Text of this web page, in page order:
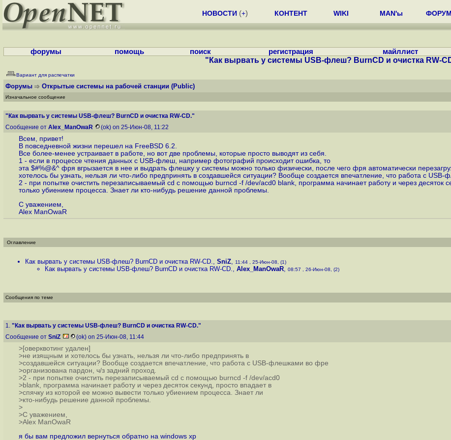
НОВОСТИ (+) КОНТЕНТ WIKI MAN'ы ФОРУМ
форумы помощь поиск регистрация майллист
"Как вырвать у системы USB-флеш? BurnCD и очистка RW-
Вариант для распечатки
Форумы Открытые системы на рабочей станции (Public)
Изначальное сообщение
"Как вырвать у системы USB-флеш? BurnCD и очистка RW-CD."
Сообщение от Alex_ManOwaR (ok) on 25-Июн-08, 11:22
Всем, привет!
В повседневной жизни перешел на FreeBSD 6.2.
Все более-менее устраивает в работе, но вот две проблемы, которые просто выводят из себя.
1 - если в процессе чтения данных с USB-флеш, например фотографий происходит ошибка, то
эта $#%@&^ фря вгрызается в нее и выдрать флешку у системы можно только физически, после чего фря автоматически
хотелось бы узнать, нельзя ли что-либо предпринять в создавшейся ситуации? Вообще создается впечатление, что работа с
2 - при попытке очистить перезаписываемый cd с помощью burncd -f /dev/acd0 blank, программа начинает работу и через десяток
только убиением процесса. Знает ли кто-нибудь решение данной проблемы.
С уважением,
Alex ManOwaR
Оглавление
Как вырвать у системы USB-флеш? BurnCD и очистка RW-CD., SniZ, 11:44 , 25-Июн-08, (1)
Как вырвать у системы USB-флеш? BurnCD и очистка RW-CD., Alex_ManOwaR, 08:57 , 26-Июн-08, (2)
Сообщения по теме
1. "Как вырвать у системы USB-флеш? BurnCD и очистка RW-CD."
Сообщение от SniZ (ok) on 25-Июн-08, 11:44
>[оверквотинг удален]
>не изящным и хотелось бы узнать, нельзя ли что-либо предпринять в
>создавшейся ситуации? Вообще создается впечатление, что работа с USB-флешками во фре
>организована пардон, ч/з задний проход.
>2 - при попытке очистить перезаписываемый cd с помощью burncd -f /dev/acd0
>blank, программа начинает работу и через десяток секунд, просто впадает в
>спячку из которой ее можно вывести только убиением процесса. Знает ли
>кто-нибудь решение данной проблемы.
>
>С уважением,
>Alex ManOwaR
я бы вам предложил вернуться обратно на windows xp